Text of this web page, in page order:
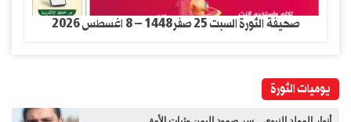
صحيفة الثورة السبت 25 صفر1448 – 8 اغسطس 2026
يوميات الثورة